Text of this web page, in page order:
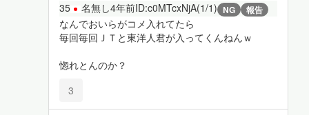
35 名無し4年前ID:c0MTcxNjA(1/1) NG 報告
なんでおいらがコメ入れてたら
毎回毎回ＪＴと東洋人君が入ってくんねんｗ
惚れとんのか？
3